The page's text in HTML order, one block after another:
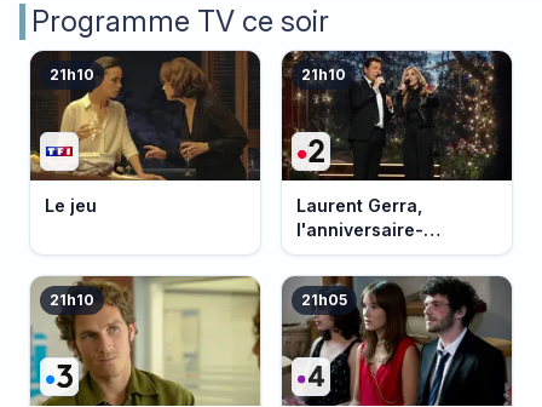
Programme TV ce soir
21h10
Le jeu
21h10
Laurent Gerra,
l'anniversaire-
événement
21h10 21h05